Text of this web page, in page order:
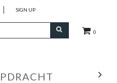
0
SIGN UP